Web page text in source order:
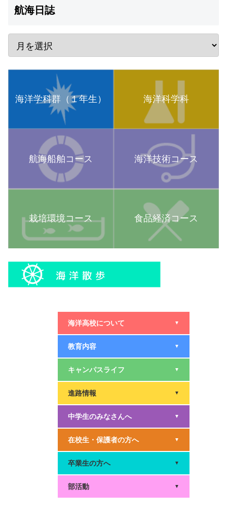
航海日誌
海洋学科群（１年生） 海洋科学科
航海船舶コース 海洋技術コース
栽培環境コース 食品経済コース
海洋高校について ▼
教育内容 ▼
キャンパスライフ ▼
進路情報 ▼
中学生のみなさんへ ▼
在校生・保護者の方へ ▼
卒業生の方へ ▼
部活動 ▼